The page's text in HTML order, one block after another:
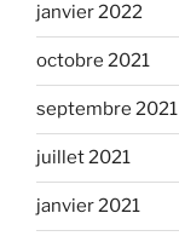
janvier 2022
octobre 2021
septembre 2021
juillet 2021
janvier 2021